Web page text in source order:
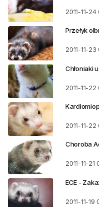
2011-11-24
Przełyk
2011-11-23
Chłoniaki
2011-11-22
2011-11-22
Choroba
2011-11-21
ECE -
2011-11-19